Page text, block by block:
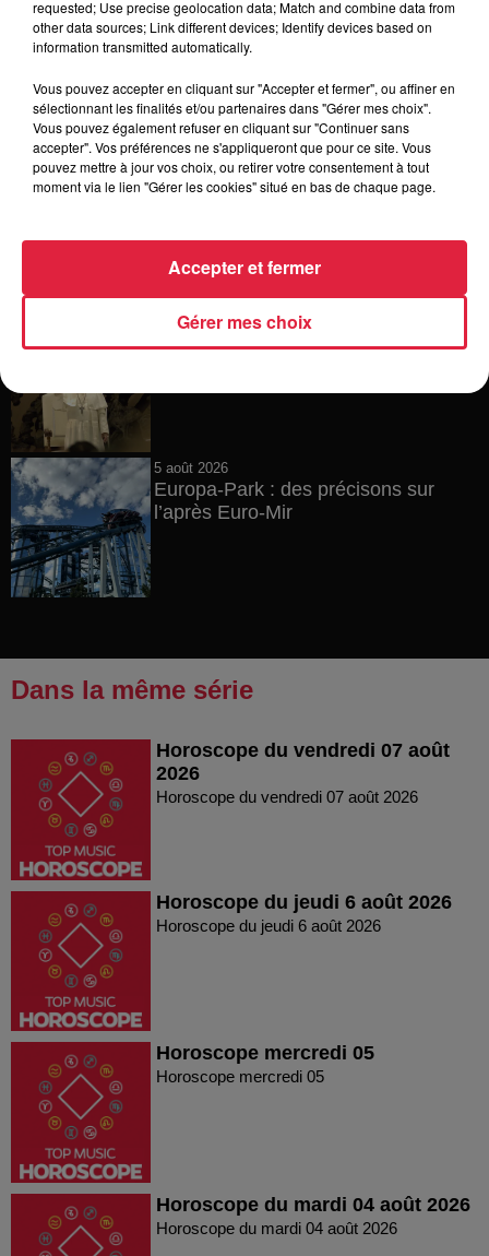
6 août 2026
Tags antisémites à Strasbourg :
6 août 2026
Au zoo de Mulhouse : rencontre
6 août 2026
Les dernières infos sur la venue du
5 août 2026
Europa-Park : des précisons sur
l’après Euro-Mir
Dans la même série
Horoscope du vendredi 07 août
2026
Horoscope du vendredi 07 août 2026
Horoscope du jeudi 6 août 2026
Horoscope du jeudi 6 août 2026
Horoscope mercredi 05
Horoscope mercredi 05
Horoscope du mardi 04 août 2026
Horoscope du mardi 04 août 2026
requested; Use precise geolocation data; Match and combine data from
other data sources; Link different devices; Identify devices based on
information transmitted automatically.
Vous pouvez accepter en cliquant sur "Accepter et fermer", ou affiner en
sélectionnant les finalités et/ou partenaires dans "Gérer mes choix".
Vous pouvez également refuser en cliquant sur "Continuer sans
accepter". Vos préférences ne s'appliqueront que pour ce site. Vous
pouvez mettre à jour vos choix, ou retirer votre consentement à tout
moment via le lien "Gérer les cookies" situé en bas de chaque page.
Gérer mes choix
Accepter et fermer